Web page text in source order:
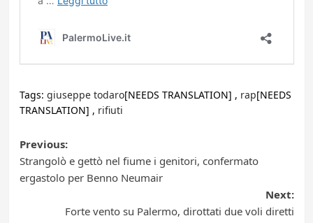
Tags: giuseppe todaro[NEEDS TRANSLATION] , rap[NEEDS
TRANSLATION] , rifiuti
Post
navigation
Previous:
Strangolò e gettò nel fiume i genitori, confermato
ergastolo per Benno Neumair
Next:
Forte vento su Palermo, dirottati due voli diretti